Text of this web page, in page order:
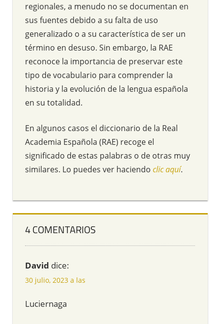
regionales, a menudo no se documentan en
sus fuentes debido a su falta de uso
generalizado o a su característica de ser un
término en desuso. Sin embargo, la RAE
reconoce la importancia de preservar este
tipo de vocabulario para comprender la
historia y la evolución de la lengua española
en su totalidad.
En algunos casos el diccionario de la Real
Academia Española (RAE) recoge el
significado de estas palabras o de otras muy
similares. Lo puedes ver haciendo clic aquí.
4 COMENTARIOS
David dice:
30 julio, 2023 a las
Luciernaga